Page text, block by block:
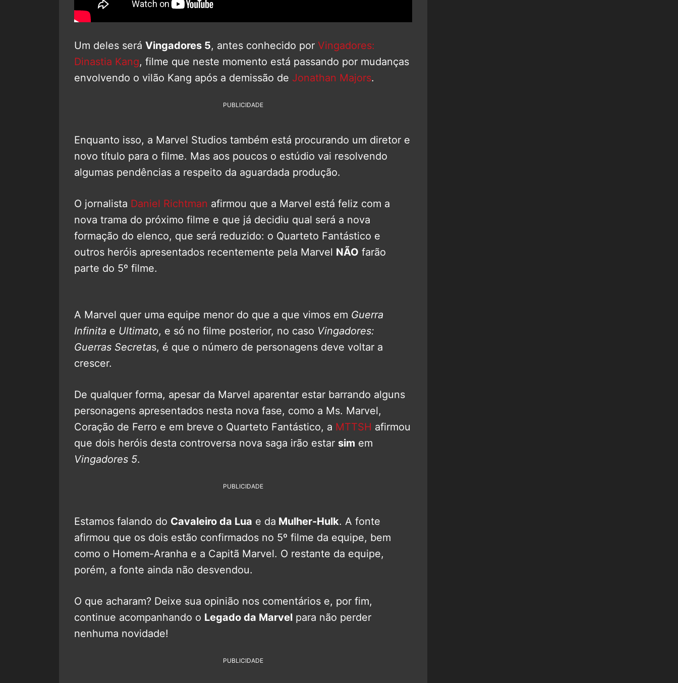
Um deles será Vingadores 5, antes conhecido por Vingadores:
Dinastia Kang, filme que neste momento está passando por mudanças
envolvendo o vilão Kang após a demissão de Jonathan Majors.
PUBLICIDADE
Enquanto isso, a Marvel Studios também está procurando um diretor e
novo título para o filme. Mas aos poucos o estúdio vai resolvendo
algumas pendências a respeito da aguardada produção.
O jornalista Daniel Richtman afirmou que a Marvel está feliz com a
nova trama do próximo filme e que já decidiu qual será a nova
formação do elenco, que será reduzido: o Quarteto Fantástico e
outros heróis apresentados recentemente pela Marvel NÃO farão
parte do 5º filme.
A Marvel quer uma equipe menor do que a que vimos em Guerra
Infinita e Ultimato, e só no filme posterior, no caso Vingadores:
Guerras Secretas, é que o número de personagens deve voltar a
crescer.
De qualquer forma, apesar da Marvel aparentar estar barrando alguns
personagens apresentados nesta nova fase, como a Ms. Marvel,
Coração de Ferro e em breve o Quarteto Fantástico, a MTTSH afirmou
que dois heróis desta controversa nova saga irão estar sim em
Vingadores 5.
PUBLICIDADE
Estamos falando do Cavaleiro da Lua e da Mulher-Hulk. A fonte
afirmou que os dois estão confirmados no 5º filme da equipe, bem
como o Homem-Aranha e a Capitã Marvel. O restante da equipe,
porém, a fonte ainda não desvendou.
O que acharam? Deixe sua opinião nos comentários e, por fim,
continue acompanhando o Legado da Marvel para não perder
nenhuma novidade!
PUBLICIDADE